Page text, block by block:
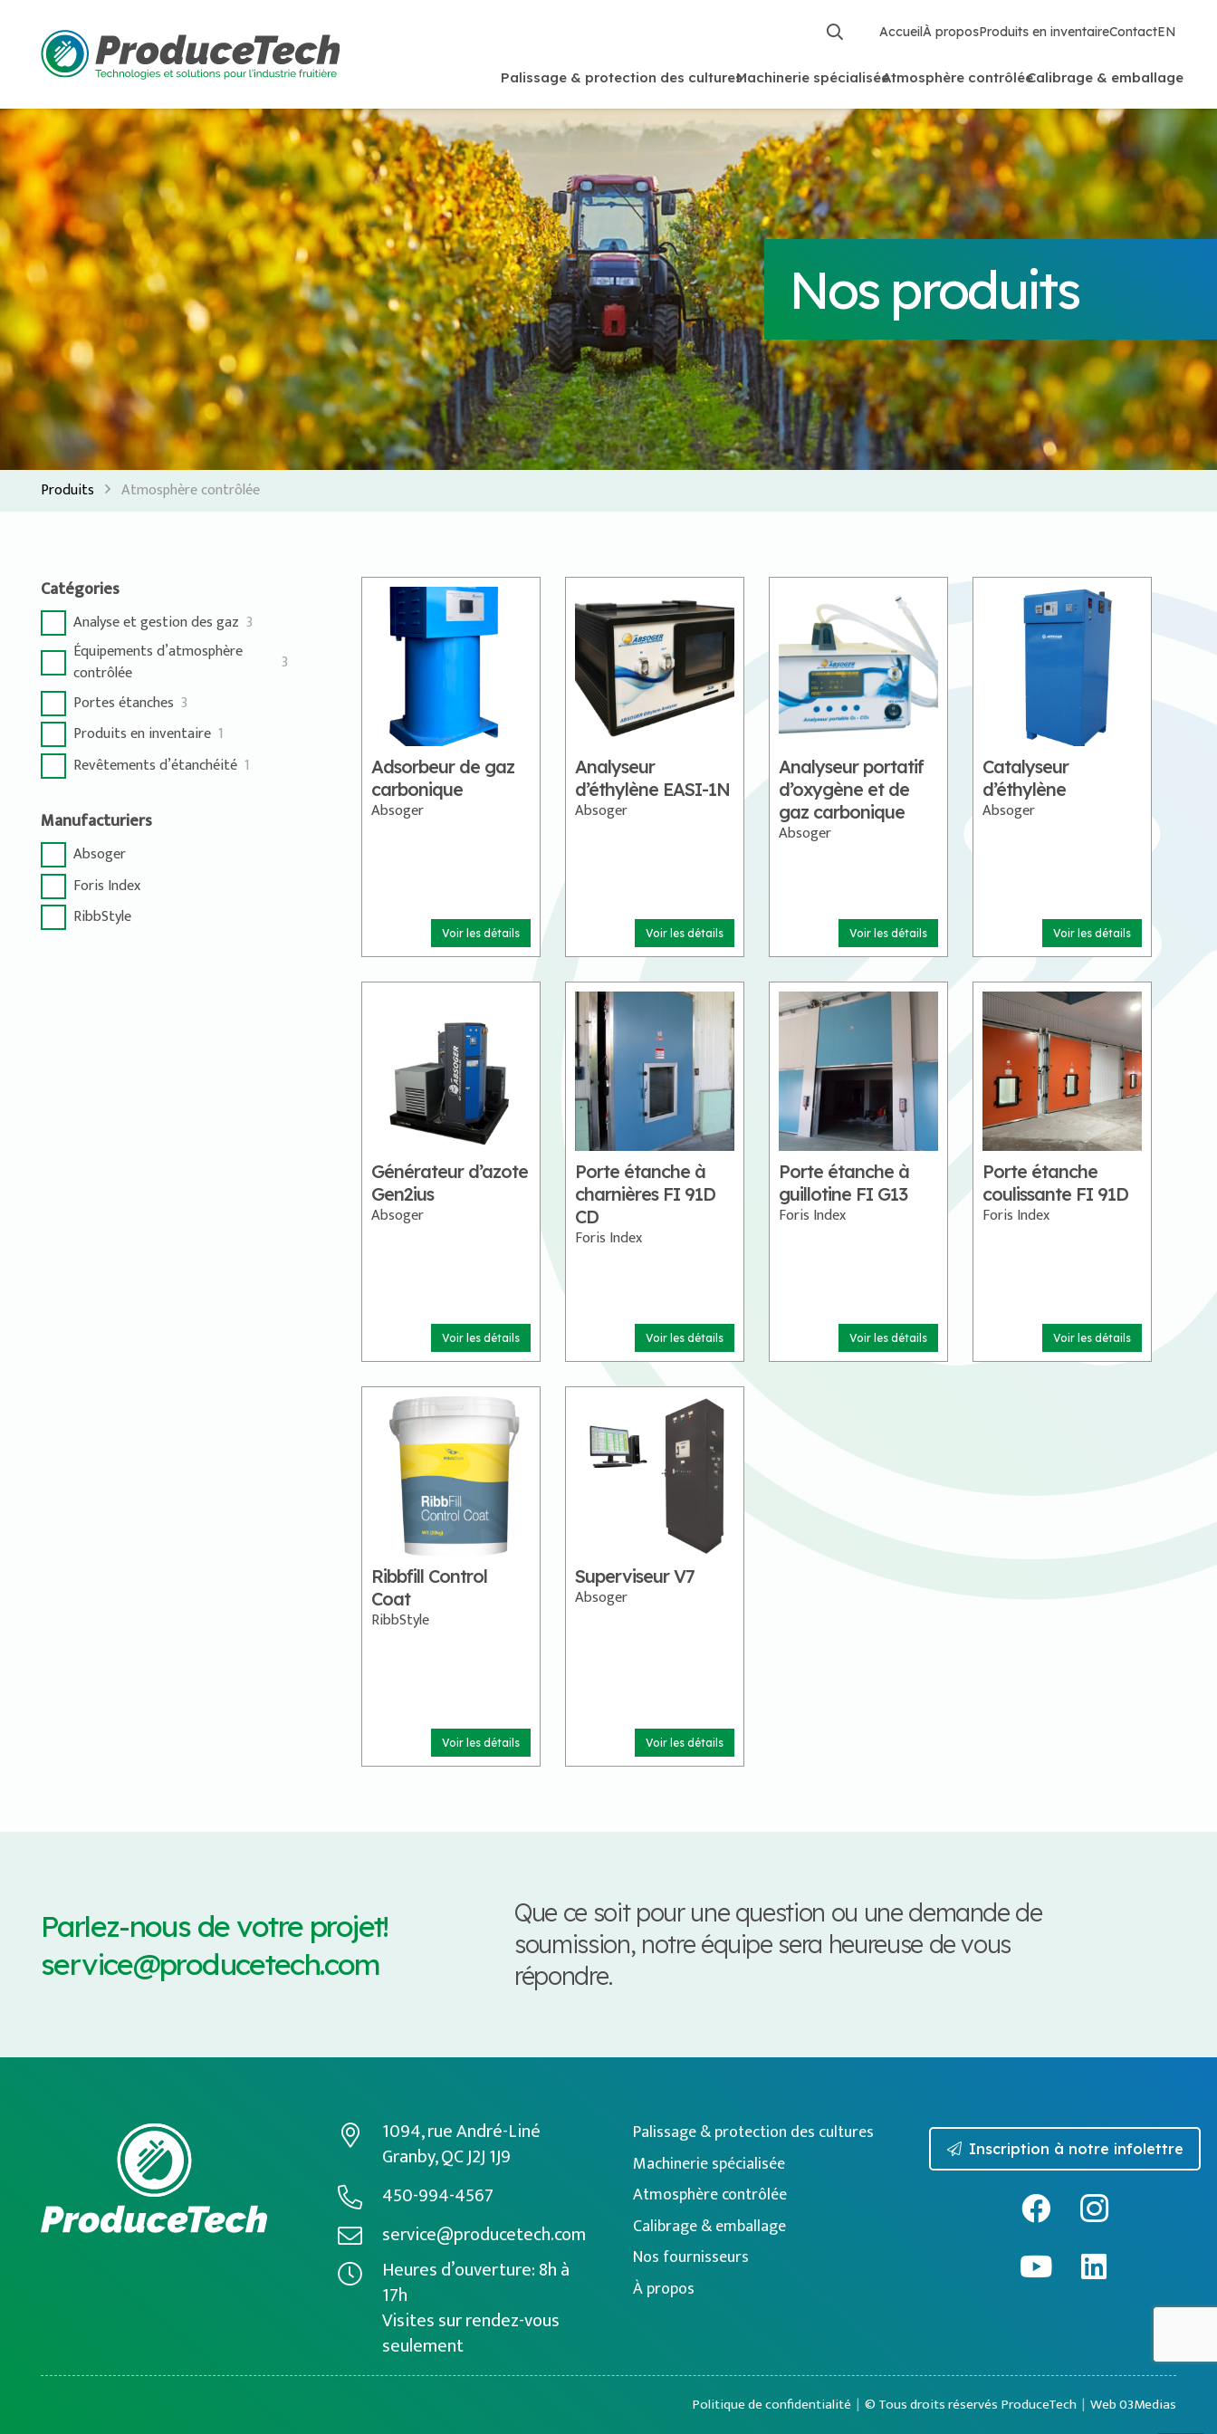
AccueilÀ proposProduits en inventaireContactEN
Palissage & protection des culturesMachinerie spécialiséeAtmosphère contrôléeCalibrage & emballage
Nos produits
Produits Atmosphère contrôlée
Catégories
Analyse et gestion des gaz 3
Équipements d’atmosphère
contrôlée
3
Portes étanches 3
Produits en inventaire 1
Revêtements d’étanchéité 1
Manufacturiers
Absoger
Foris Index
RibbStyle
Adsorbeur de gaz
carbonique
Absoger
Voir les détails
Analyseur
d’éthylène EASI-1N
Absoger
Voir les détails
Analyseur portatif
d’oxygène et de
gaz carbonique
Absoger
Voir les détails
Catalyseur
d’éthylène
Absoger
Voir les détails
Générateur d’azote
Gen2ius
Absoger
Voir les détails
Porte étanche à
charnières FI 91D
CD
Foris Index
Voir les détails
Porte étanche à
guillotine FI G13
Foris Index
Voir les détails
Porte étanche
coulissante FI 91D
Foris Index
Voir les détails
Ribbfill Control
Coat
RibbStyle
Voir les détails
Superviseur V7
Absoger
Voir les détails
Parlez-nous de votre projet!
service@producetech.com
Que ce soit pour une question ou une demande de
soumission, notre équipe sera heureuse de vous
répondre.
1094, rue André-Liné
Granby, QC J2J 1J9
450-994-4567
service@producetech.com
Heures d’ouverture: 8h à
17h
Visites sur rendez-vous
seulement
Palissage & protection des cultures
Machinerie spécialisée
Atmosphère contrôlée
Calibrage & emballage
Nos fournisseurs
À propos
Inscription à notre infolettre
Politique de confidentialité | © Tous droits réservés ProduceTech | Web 03Medias